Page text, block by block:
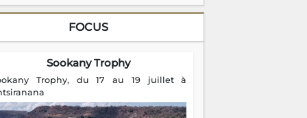
FOCUS
Sookany Trophy
Trophy, du 17 au 19 juillet à